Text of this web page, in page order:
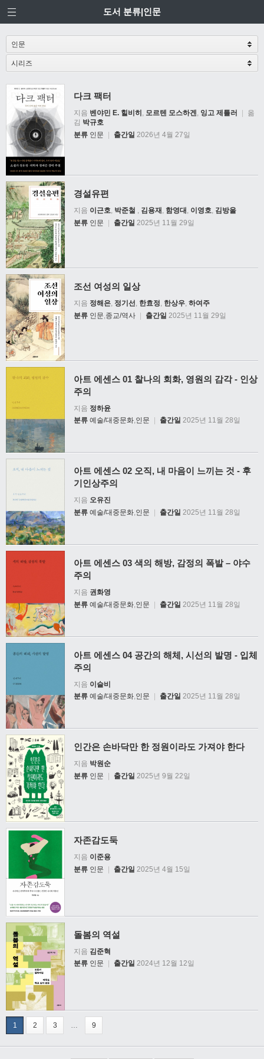
도서 분류|인문
다크 팩터
지음 벤야민 E. 힐비히 , 모르텐 모스하겐, 잉고 제틀러
옮
김 박규호
분류 인문 | 출간일 2026년 4월 27일
경설유편
지음 이근호, 박준철 , 김용재 , 함영대 , 이영호, 김방울
분류 인문 출간일 2025년 11월 29일
조선 여성의 일상
지음 정해은, 정기선, 한효정, 한상우, 하여주
분류 인문 종교/역사 | 출간일 2025년 11월 29일
아트 에센스 01 찰나의 회화, 영원의 감각 - 인상
주의
지음 정하윤
분류 예술/대중문화,인문 출간일 2025년 11월 28일
아트 에센스 02 오직, 내 마음이 느끼는 것 - 후
기인상주의
지음 오유진
분류 예술/대중문화,인문 출간일 2025년 11월 28일
아트 에센스 03 색의 해방, 감정의 폭발 – 야수
주의
지음 권화영
분류 예술/대중문화 인문 | 출간일 2025년 11월 28일
아트 에센스 04 공간의 해체, 시선의 발명 - 입체
주의
지음 이슬비
분류 예술/대중문화,인문 출간일 2025년 11월 28일
인간은 손바닥만 한 정원이라도 가져야 한다
지음 박원순
분류 인문 출간일 2025년 9월 22일
자존감도둑
지음 이준용
분류 인문 | 출간일 2025년 4월 15일
돌봄의 역설
지음 김준혁
분류 인문 출간일 2024년 12월 12일
1 2 3 … 9